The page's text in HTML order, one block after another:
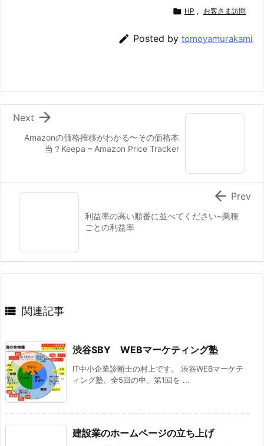
 HP , お客さま訪問
 Posted by tomoyamurakami
Amazonの価格推移がわかる〜その価格本
当？Keepa – Amazon Price Tracker

Next
利益率の高い順番に並べてください~業種
ごとの利益率
 Prev
 関連記事
渋谷SBY WEBマーケティング塾
IT中小企業診断士の村上です。 渋谷WEBマーケテ
ィング塾、全5回の中、第1回を ...
建設業のホームページの立ち上げ